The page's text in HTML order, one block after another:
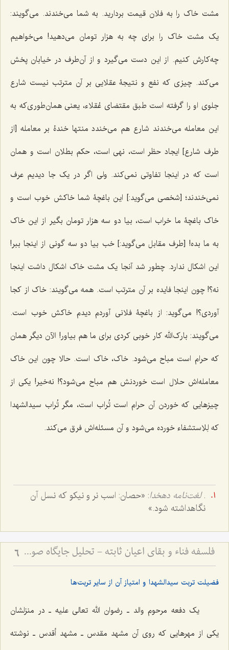
مشت خاک را به فلان قیمت بردارید. به شما مى‌خندند. مى‌گویند:
یک مشت خاک را براى چه به هزار تومان مى‌دهید! مى‌خواهیم
چه‌کارش کنیم. از این دست مى‌گیرد و از آن‌طرف در خیابان پخش
مى‌کند. چیزى که نفع و نتیجۀ عقلایى بر آن مترتب نیست شارع
جلوى او را گرفته است طبق مقتضاى عُقلاء، یعنى همان‌طورى‌که به
این معامله مى‌خندند شارع هم مى‌خندد منتها خندۀ بر معامله [از
طرف شارع] ایجاد حظر است، نهى است، حکم بطلان است و همان
است که در اینجا تفاوتى نمى‌کند. ولى اگر در یک جا دیدیم عرف
نمى‌خندند؛ [شخصی می‌گوید:] این باغچۀ شما خاکش خوب است و
خاک باغچۀ ما خراب است، بیا دو سه هزار تومان بگیر از این خاک
به ما بده! [طرف مقابل می‌گوید:] خب بیا دو سه گونى از اینجا ببر!
این اشکال ندارد. چطور شد آنجا یک مشت خاک اشکال داشت اینجا
نه؟! چون اینجا فایده بر آن مترتب است. همه مى‌گویند: خاک از کجا
آوردی؟! مى‌گوید: از باغچۀ فلانى آوردم دیدم خاکش خوب است.
می‌گویند: بارک‌الله کار خوبی کردى براى ما هم بیاور! الآن دیگر همان
که حرام است مباح مى‌شود. خاک، خاک است. حالا چون این خاک
معامله‌اش حلال است خوردنش هم مباح مى‌شود؟! نه‌خیر! یکى از
چیزهایى که خوردن آن حرام است تُراب است، مگر تُراب سیدالشهدا
که لِلاِستشفاء خورده می‌شود و آن مسئله‌اش فرق مى‌کند.
.لغت‌نامه دهخدا: «حصان: اسب نر و نیكو كه نسل آن
نگاهداشته شود.»
فلسفه فناء و بقای اعیان ثابته - تحلیل جایگاه صورت نوعیه در سیر تکاملی انسان 6
فضیلت تربت سیدالشهدا و امتیاز آن از سایر تربت‌ها
یک دفعه مرحوم والد ـ رضوان الله تعالی علیه ـ در منزلشان
یکى از مهرهایى که روی آن مشهد مقدس ـ مشهد أقدس ـ نوشته